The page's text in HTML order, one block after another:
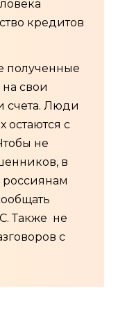
кредитов
полученные
свои
счета. Люди
остаются с
не
в
Также не
с